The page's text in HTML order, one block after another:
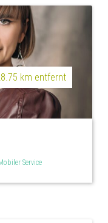
km entfernt
Service